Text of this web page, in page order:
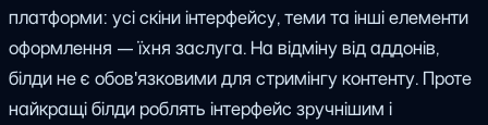
платформи: усі скіни інтерфейсу, теми та інші елементи
оформлення — їхня заслуга. На відміну від аддонів,
білди не є обов'язковими для стримінгу контенту. Проте
найкращі білди роблять інтерфейс зручнішим і